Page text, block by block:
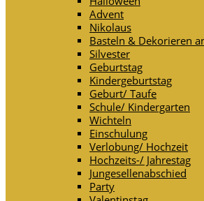
Advent
Nikolaus
Basteln & Dekorieren
Silvester
Geburtstag
Kindergeburtstag
Geburt/ Taufe
Schule/ Kindergarten
Wichteln
Einschulung
Verlobung/ Hochzeit
Hochzeits-/ Jahrestag
Jungesellenabschied
Party